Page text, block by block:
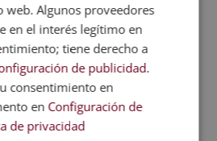
web. Algunos proveedores
en el interés legítimo en
tiene derecho a
de publicidad.
consentimiento en
en Configuración de
de privacidad